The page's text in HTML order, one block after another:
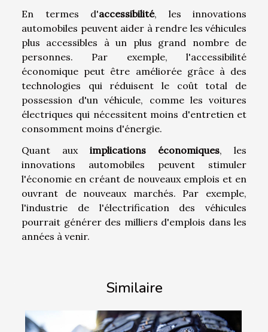
En termes d'accessibilité, les innovations
automobiles peuvent aider à rendre les véhicules
plus accessibles à un plus grand nombre de
personnes. Par exemple, l'accessibilité
économique peut être améliorée grâce à des
technologies qui réduisent le coût total de
possession d'un véhicule, comme les voitures
électriques qui nécessitent moins d'entretien et
consomment moins d'énergie.
Quant aux implications économiques, les
innovations automobiles peuvent stimuler
l'économie en créant de nouveaux emplois et en
ouvrant de nouveaux marchés. Par exemple,
l'industrie de l'électrification des véhicules
pourrait générer des milliers d'emplois dans les
années à venir.
Similaire